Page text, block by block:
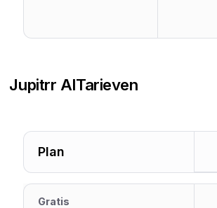
Jupitrr AITarieven
Plan
Gratis